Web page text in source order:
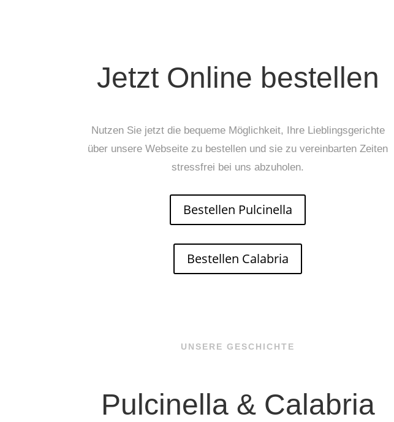
Jetzt Online bestellen
Nutzen Sie jetzt die bequeme Möglichkeit, Ihre Lieblingsgerichte
über unsere Webseite zu bestellen und sie zu vereinbarten Zeiten
stressfrei bei uns abzuholen.
Bestellen Pulcinella
Bestellen Calabria
UNSERE GESCHICHTE
Pulcinella & Calabria